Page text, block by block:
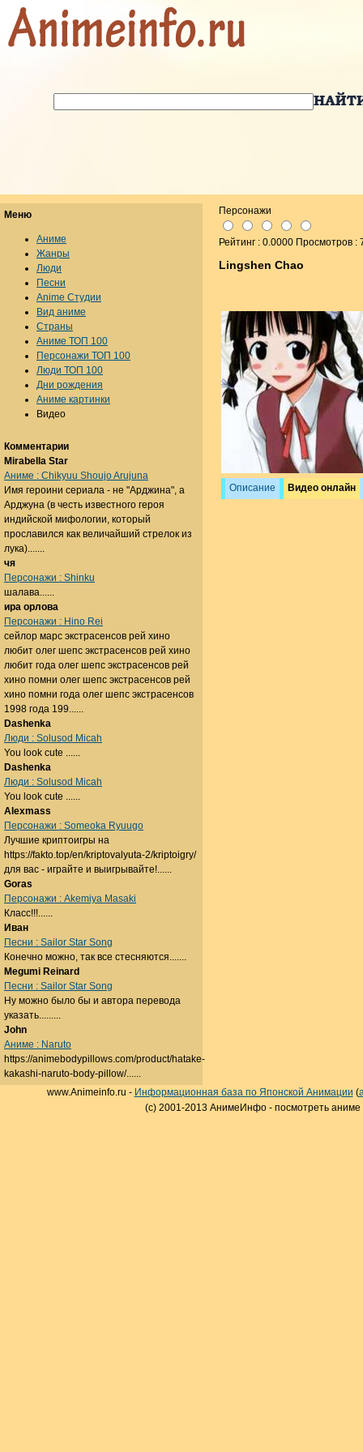
Персонажи
Рейтинг : 0.0000 Просмотров :
Lingshen Chao
Описание Видео онлайн
Меню
Аниме
Жанры
Люди
Песни
Anime Студии
Вид аниме
Страны
Аниме ТОП 100
Персонажи ТОП 100
Люди ТОП 100
Дни рождения
Аниме картинки
Видео
Комментарии
Mirabella Star
Аниме : Chikyuu Shoujo Arujuna
Имя героини сериала - не "Арджина", а
Арджуна (в честь известного героя
индийской мифологии, который
прославился как величайший стрелок из
лука).......
чя
Персонажи : Shinku
шалава......
ира орлова
Персонажи : Hino Rei
сейлор марс экстрасенсов рей хино
любит олег шепс экстрасенсов рей хино
любит года олег шепс экстрасенсов рей
хино помни олег шепс экстрасенсов рей
хино помни года олег шепс экстрасенсов
1998 года 199......
Dashenka
Люди : Solusod Micah
You look cute ......
Dashenka
Люди : Solusod Micah
You look cute ......
Alexmass
Персонажи : Someoka Ryuugo
Лучшие криптоигры на
https://fakto.top/en/kriptovalyuta-2/kriptoigry/
для вас - играйте и выигрывайте!......
Goras
Персонажи : Akemiya Masaki
Класс!!!......
Иван
Песни : Sailor Star Song
Конечно можно, так все стесняются.......
Megumi Reinard
Песни : Sailor Star Song
Ну можно было бы и автора перевода
указать.........
John
Аниме : Naruto
https://animebodypillows.com/product/hatake-
kakashi-naruto-body-pillow/......
www.Animeinfo.ru - Информационная база по Японской Анимации (
(c) 2001-2013 АнимеИнфо - посмотреть аниме